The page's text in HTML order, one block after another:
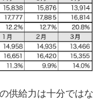
供給力は十分ではな